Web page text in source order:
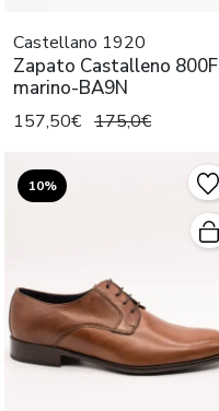
Castellano 1920
Zapato Castalleno 800F
marino-BA9N
157,50€ 175,0€
10%